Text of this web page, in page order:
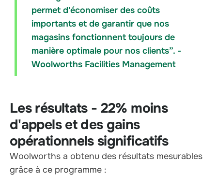
permet d'économiser des coûts
importants et de garantir que nos
magasins fonctionnent toujours de
manière optimale pour nos clients”. -
Woolworths Facilities Management
Les résultats - 22% moins
d'appels et des gains
opérationnels significatifs
Woolworths a obtenu des résultats mesurables
grâce à ce programme :